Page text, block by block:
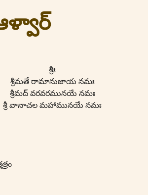
శ్రీః
శ్రీమతే రామానుజాయ నమః
శ్రీమద్ వరవరమునయే నమః
శ్రీ వానాచల మహామునయే నమః